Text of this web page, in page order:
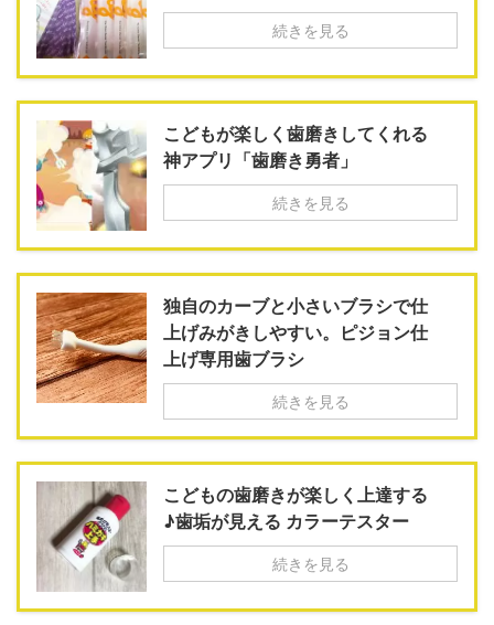
続きを見る
こどもが楽しく歯磨きしてくれる
神アプリ「歯磨き勇者」
続きを見る
独自のカーブと小さいブラシで仕
上げみがきしやすい。ピジョン仕
上げ専用歯ブラシ
続きを見る
こどもの歯磨きが楽しく上達する
♪歯垢が見える カラーテスター
続きを見る